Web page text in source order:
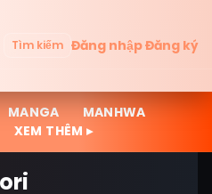
Tìm kiếm Đăng nhậpĐăng ký
MANGA
MANHWA
XEM THÊM ▸